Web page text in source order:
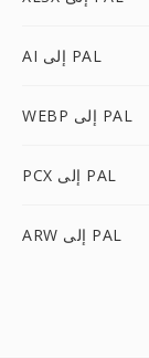
AI إلى PAL
WEBP إلى PAL
PCX إلى PAL
ARW إلى PAL